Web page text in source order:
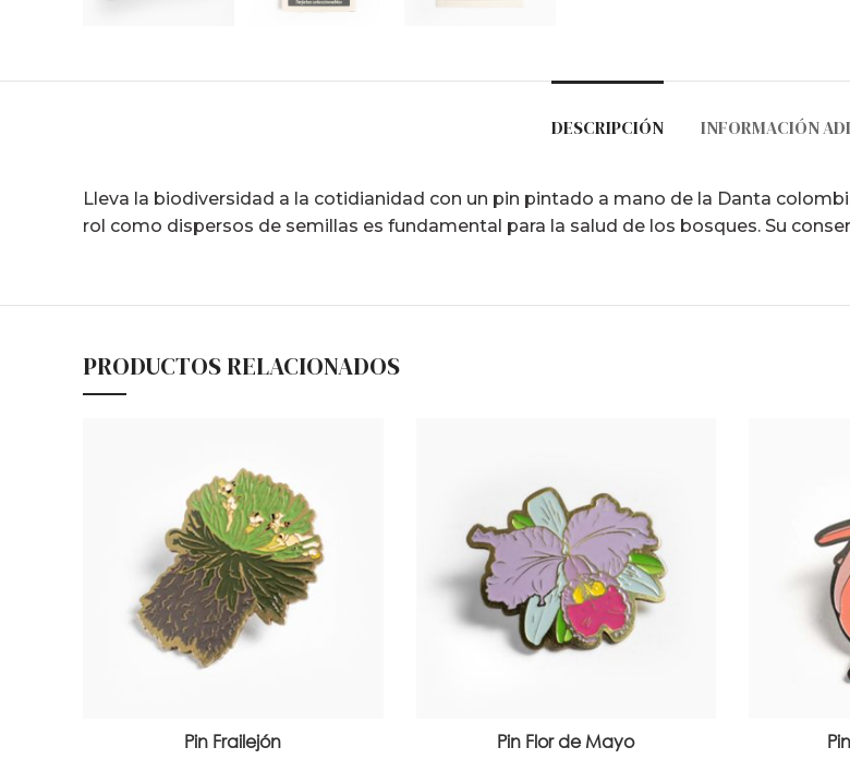
DESCRIPCIÓN INFORMACIÓN
Lleva la biodiversidad a la cotidianidad con un pin pintado a mano de la Danta
rol como dispersos de semillas es fundamental para la salud de los bosques. Su
PRODUCTOS RELACIONADOS
Pin Frailejón Pin Flor de Mayo